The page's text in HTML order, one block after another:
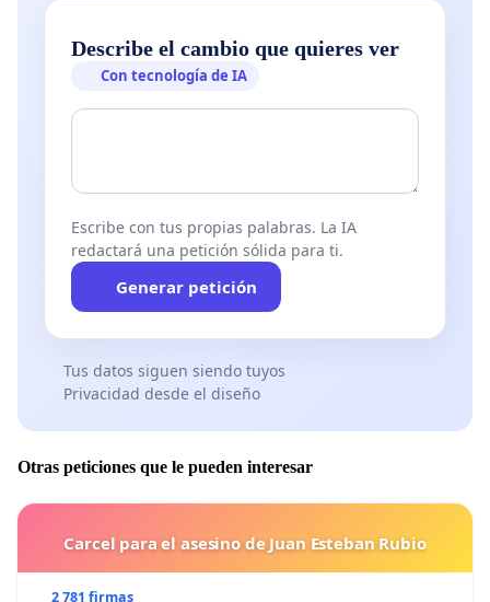
Describe el cambio que quieres ver
Con tecnología de IA
Escribe con tus propias palabras. La IA
redactará una petición sólida para ti.
Generar petición
Tus datos siguen siendo tuyos
Privacidad desde el diseño
Otras peticiones que le pueden interesar
Carcel para el asesino de Juan Esteban Rubio
2 781 firmas